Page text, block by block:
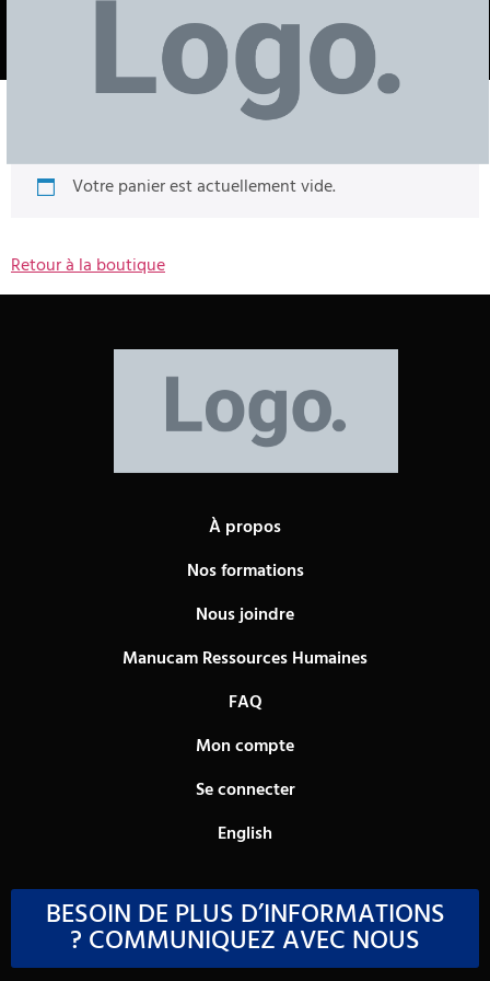
CART
Votre panier est actuellement vide.
Retour à la boutique
À propos
Nos formations
Nous joindre
Manucam Ressources Humaines
FAQ
Mon compte
Se connecter
English
BESOIN DE PLUS D’INFORMATIONS
? COMMUNIQUEZ AVEC NOUS